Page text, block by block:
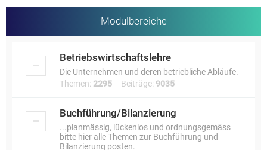
Modulbereiche
Betriebswirtschaftslehre
Die Unternehmen und deren betriebliche Abläufe.
Themen: 2295 Beiträge: 9035
Buchführung/Bilanzierung
...planmässig, lückenlos und ordnungsgemäss
bitte hier alle Themen zur Buchführung und
Bilanzierung posten.